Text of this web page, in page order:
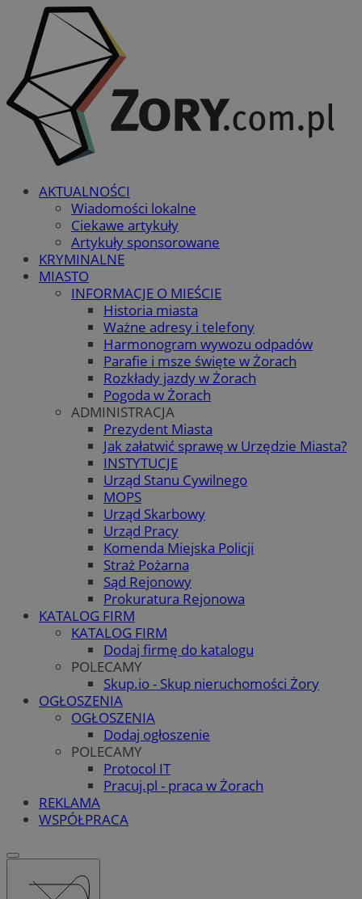
AKTUALNOŚCI
Wiadomości lokalne
Ciekawe artykuły
Artykuły sponsorowane
KRYMINALNE
MIASTO
INFORMACJE O MIEŚCIE
Historia miasta
Ważne adresy i telefony
Harmonogram wywozu odpadów
Parafie i msze święte w Żorach
Rozkłady jazdy w Żorach
Pogoda w Żorach
ADMINISTRACJA
Prezydent Miasta
Jak załatwić sprawę w Urzędzie Miasta?
INSTYTUCJE
Urząd Stanu Cywilnego
MOPS
Urząd Skarbowy
Urząd Pracy
Komenda Miejska Policji
Straż Pożarna
Sąd Rejonowy
Prokuratura Rejonowa
KATALOG FIRM
KATALOG FIRM
Dodaj firmę do katalogu
POLECAMY
Skup.io - Skup nieruchomości Żory
OGŁOSZENIA
OGŁOSZENIA
Dodaj ogłoszenie
POLECAMY
Protocol IT
Pracuj.pl - praca w Żorach
REKLAMA
WSPÓŁPRACA